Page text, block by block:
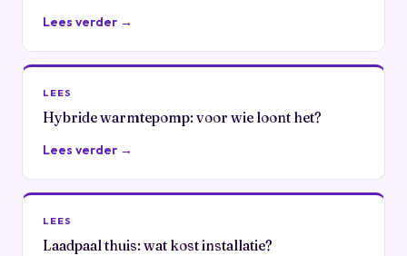
Lees verder →
LEES
Hybride warmtepomp: voor wie loont het?
Lees verder →
LEES
Laadpaal thuis: wat kost installatie?